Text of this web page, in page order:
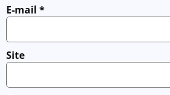
E-mail *
Site